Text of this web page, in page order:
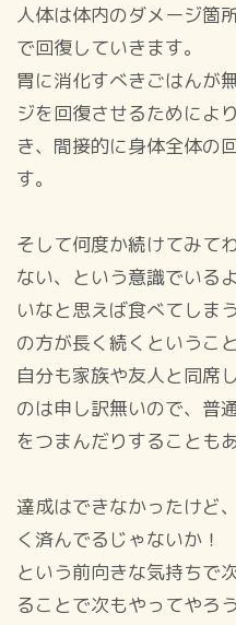
人体は体内のダメージ箇
で回復していきます。
胃に消化すべきごはんが
ジを回復させるためによ
き、間接的に身体全体の
す。
そして何度か続けてみて
ない、という意識でいる
いなと思えば食べてしま
の方が長く続くということ
自分も家族や友人と同席
のは申し訳無いので、普
をつまんだりすることも
達成はできなかったけど
く済んでるじゃないか！
という前向きな気持ちで
ることで次もやってやろ